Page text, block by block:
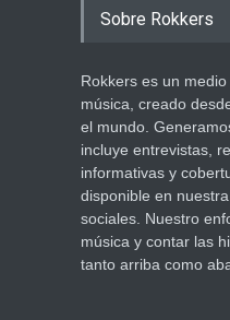
Sobre Rokkers
Rokkers es un
música, creado
el mundo.
incluye entrevistas,
informativas y
disponible en
sociales. Nuestro
música y contar las
tanto arriba como